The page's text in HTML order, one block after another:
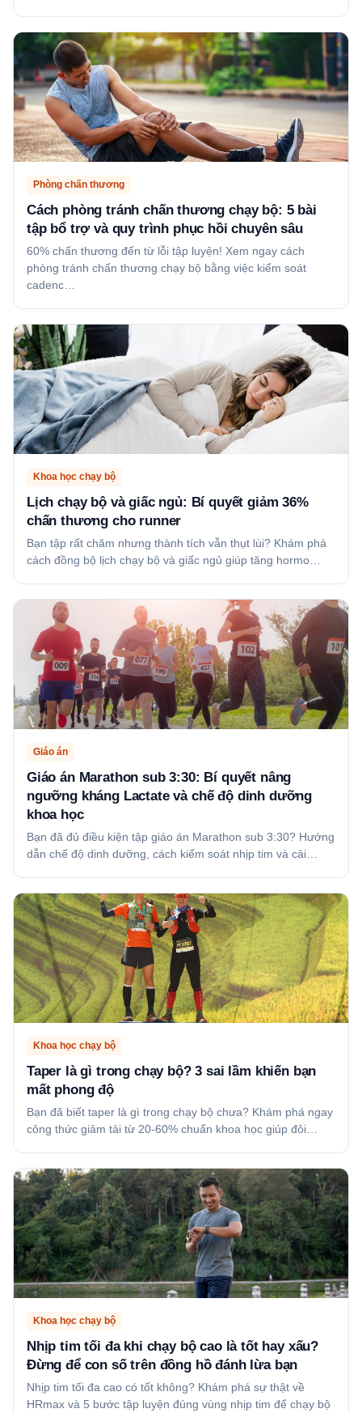
Phòng chấn thương
Cách phòng tránh chấn thương chạy bộ: 5 bài
tập bổ trợ và quy trình phục hồi chuyên sâu
60% chấn thương đến từ lỗi tập luyện! Xem ngay cách
phòng tránh chấn thương chạy bộ bằng việc kiểm soát
cadenc…
Khoa học chạy bộ
Lịch chạy bộ và giấc ngủ: Bí quyết giảm 36%
chấn thương cho runner
Bạn tập rất chăm nhưng thành tích vẫn thụt lùi? Khám phá
cách đồng bộ lịch chạy bộ và giấc ngủ giúp tăng hormo…
Giáo án
Giáo án Marathon sub 3:30: Bí quyết nâng
ngưỡng kháng Lactate và chế độ dinh dưỡng
khoa học
Bạn đã đủ điều kiện tập giáo án Marathon sub 3:30? Hướng
dẫn chế độ dinh dưỡng, cách kiểm soát nhịp tim và cải…
Khoa học chạy bộ
Taper là gì trong chạy bộ? 3 sai lầm khiến bạn
mất phong độ
Bạn đã biết taper là gì trong chạy bộ chưa? Khám phá ngay
công thức giảm tải từ 20-60% chuẩn khoa học giúp đôi…
Khoa học chạy bộ
Nhịp tim tối đa khi chạy bộ cao là tốt hay xấu?
Đừng để con số trên đồng hồ đánh lừa bạn
Nhịp tim tối đa cao có tốt không? Khám phá sự thật về
HRmax và 5 bước tập luyện đúng vùng nhịp tim để chạy bộ